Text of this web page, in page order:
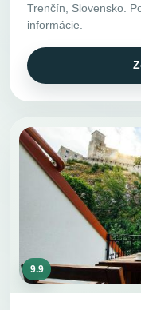
Trenčín, Slovensko.
informácie.
9.9